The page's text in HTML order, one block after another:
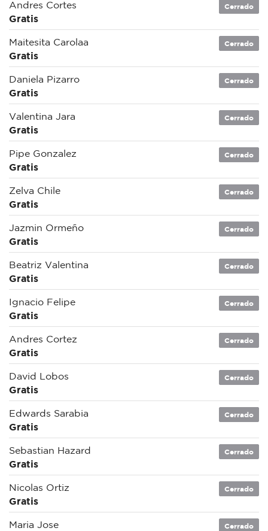
Andres Cortes
Gratis
Cerrado
Maitesita Carolaa
Gratis
Cerrado
Daniela Pizarro
Gratis
Cerrado
Valentina Jara
Gratis
Cerrado
Pipe Gonzalez
Gratis
Cerrado
Zelva Chile
Gratis
Cerrado
Jazmin Ormeño
Gratis
Cerrado
Beatriz Valentina
Gratis
Cerrado
Ignacio Felipe
Gratis
Cerrado
Andres Cortez
Gratis
Cerrado
David Lobos
Gratis
Cerrado
Edwards Sarabia
Gratis
Cerrado
Sebastian Hazard
Gratis
Cerrado
Nicolas Ortiz
Gratis
Cerrado
Maria Jose
Cerrado